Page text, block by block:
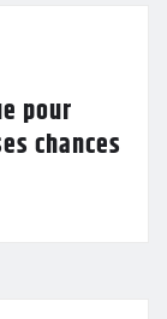
pour
chances